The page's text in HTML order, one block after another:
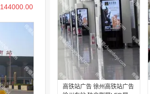
144000.00
高铁站广告 徐州高铁站广告